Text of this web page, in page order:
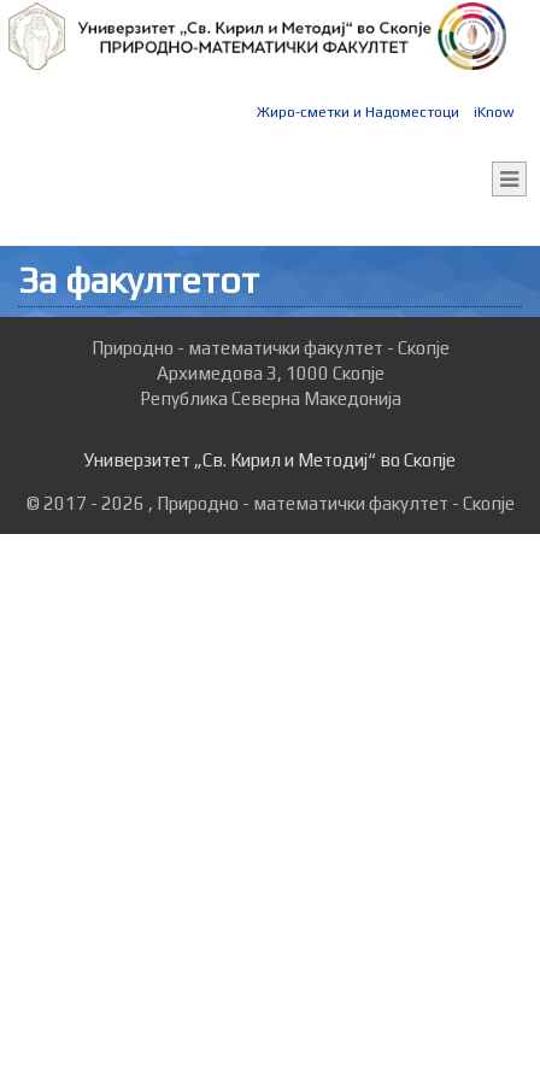
Жиро-сметки и Надоместоци iKnow
За факултетот
Природно - математички факултет - Скопје
Архимедова 3, 1000 Скопје
Република Северна Македонија
Универзитет „Св. Кирил и Методиј“ во Скопје
© 2017 - 2026 , Природно - математички факултет - Скопје